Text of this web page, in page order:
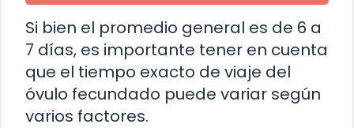
Si bien el promedio general es de 6 a
7 días, es importante tener en cuenta
que el tiempo exacto de viaje del
óvulo fecundado puede variar según
varios factores.